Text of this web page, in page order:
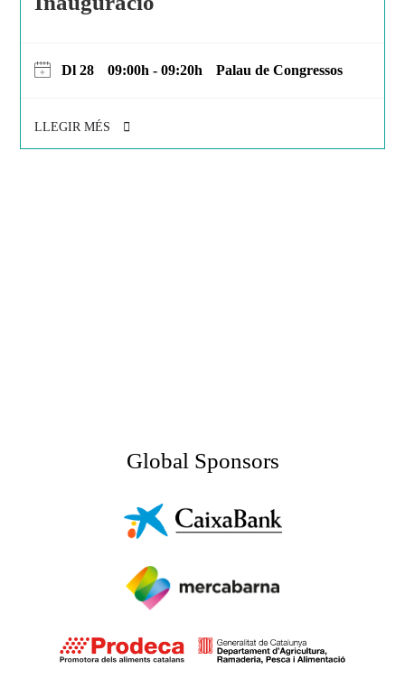
Dl 28 09:00h - 09:20h Palau de Congressos
LLEGIR MÉS
Global Sponsors